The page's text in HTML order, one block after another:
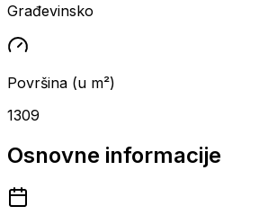
Građevinsko
Površina (u m²)
1309
Osnovne informacije